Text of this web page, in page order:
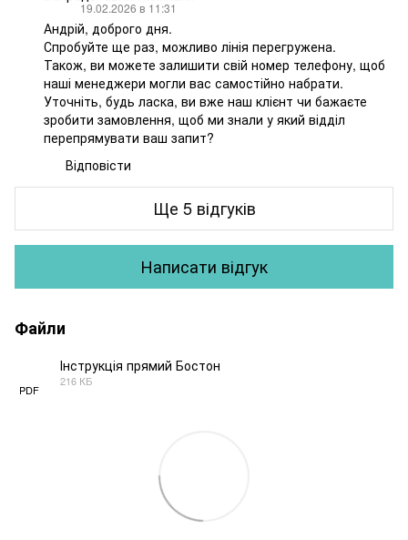
19.02.2026 в 11:31
Андрій, доброго дня.
Спробуйте ще раз, можливо лінія перегружена.
Також, ви можете залишити свій номер телефону, щоб
наші менеджери могли вас самостійно набрати.
Уточніть, будь ласка, ви вже наш клієнт чи бажаєте
зробити замовлення, щоб ми знали у який відділ
перепрямувати ваш запит?
Відповісти
Ще 5 відгуків
Написати відгук
Файли
PDF
Інструкція прямий Бостон
216 КБ